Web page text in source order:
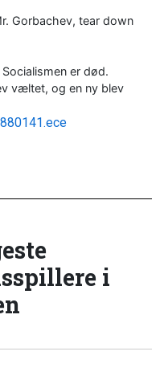
Gorbachev, tear down
er død.
væltet, og en ny blev
i